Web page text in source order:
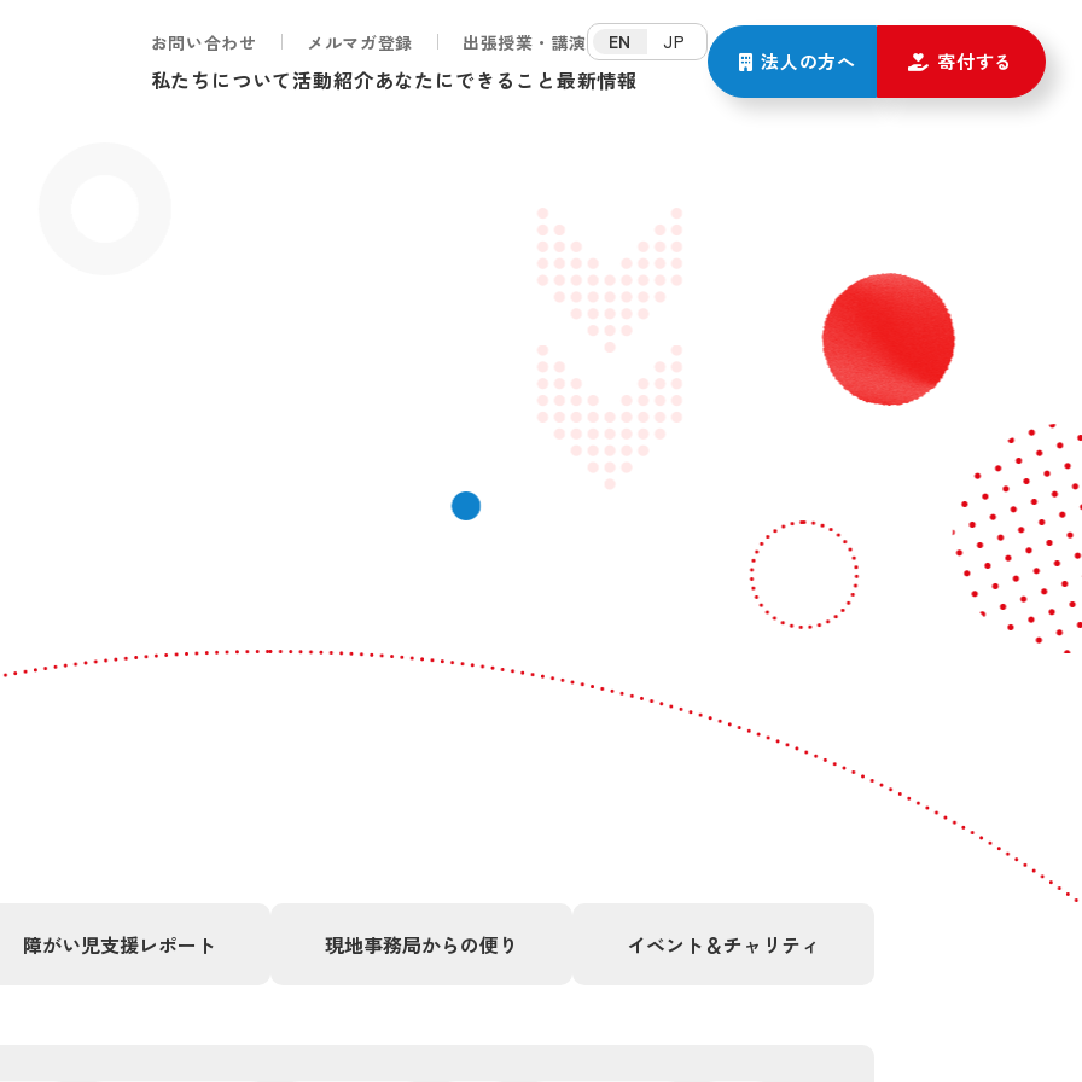
お問い合わせ メルマガ登録 出張授業・講演 EN JP
私たちについて活動紹介あなたにできること最新情報
法人の方へ 寄付する
障がい児支援レポート 現地事務局からの便り イベント＆チャリティ